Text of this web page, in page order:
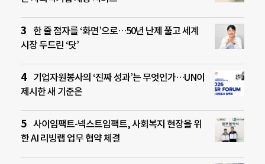
한 줄 점자를 ‘화면’으로…50년 난제 풀고 세계
시장 두드린 ‘닷’
기업자원봉사의 ‘진짜 성과’는 무엇인가…UN이
제시한 새 기준은
사이임팩트-넥스트임팩트, 사회복지 현장을 위
한 AI 리빙랩 업무 협약 체결